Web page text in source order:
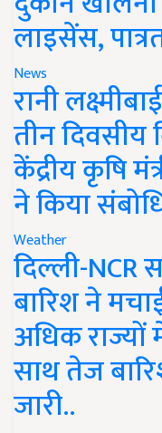
लाइसेंस,
News
रानी
तीन दिवसीय
केंद्रीय कृषि
ने किया
Weather
दिल्ली-NCR
बारिश ने
अधिक
साथ तेज
जारी..